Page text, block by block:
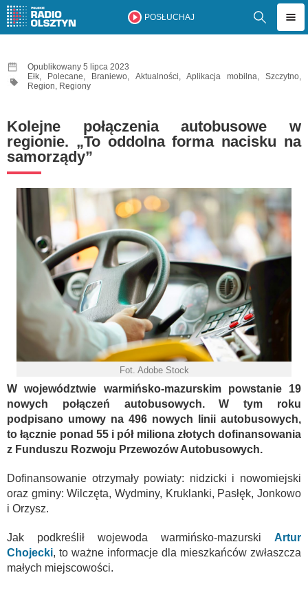
POSŁUCHAJ
Opublikowany 5 lipca 2023
Ełk, Polecane, Braniewo, Aktualności, Aplikacja mobilna,Szczytno,
Region, Regiony
Kolejne połączenia autobusowe w
regionie. „To oddolna forma nacisku na
samorządy”
Fot. Adobe Stock
W województwie warmińsko-mazurskim powstanie 19
nowych połączeń autobusowych. W tym roku
podpisano umowy na 496 nowych linii autobusowych,
to łącznie ponad 55 i pół miliona złotych dofinansowania
z Funduszu Rozwoju Przewozów Autobusowych.
Dofinansowanie otrzymały powiaty: nidzicki i nowomiejski
oraz gminy: Wilczęta, Wydminy, Kruklanki, Pasłęk, Jonkowo
i Orzysz.
Jak podkreślił wojewoda warmińsko-mazurski Artur
Chojecki, to ważne informacje dla mieszkańców zwłaszcza
małych miejscowości.